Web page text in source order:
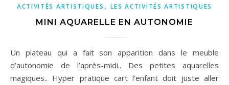
ACTIVITÉS ARTISTIQUES , LES ACTIVITÉS ARTISTIQUES
MINI AQUARELLE EN AUTONOMIE
Un plateau qui a fait son apparition dans le meuble
d’autonomie de l’après-midi.. Des petites aquarelles
magiques.. Hyper pratique cart l’enfant doit juste aller